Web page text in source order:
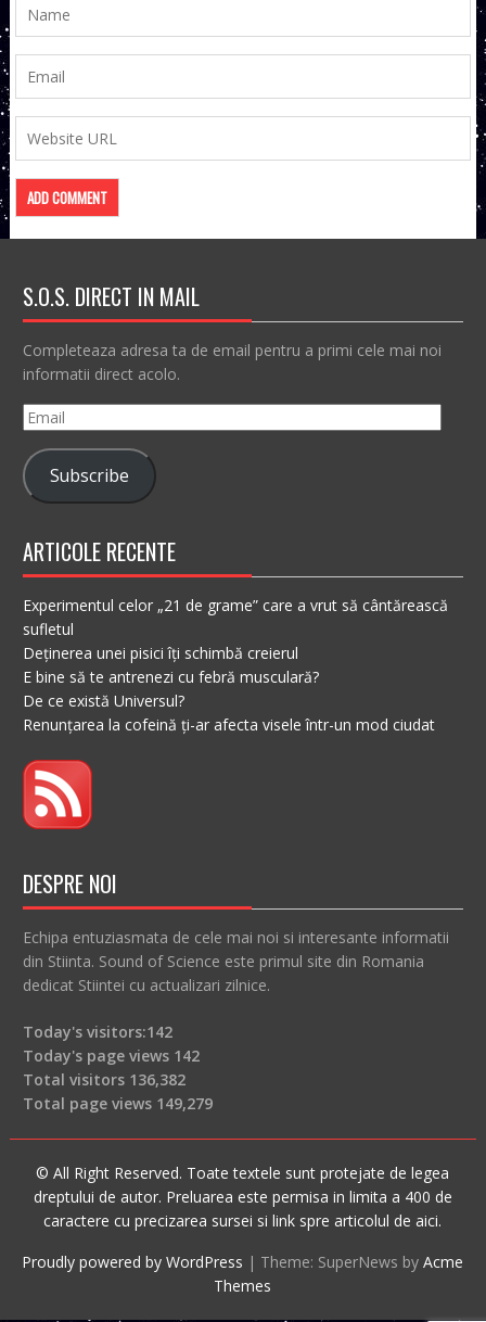
S.O.S. DIRECT IN MAIL
Completeaza adresa ta de email pentru a primi cele mai noi
informatii direct acolo.
Email
Subscribe
ARTICOLE RECENTE
Experimentul celor „21 de grame” care a vrut să cântărească
sufletul
Deținerea unei pisici îți schimbă creierul
E bine să te antrenezi cu febră musculară?
De ce există Universul?
Renunțarea la cofeină ți-ar afecta visele într-un mod ciudat
DESPRE NOI
Echipa entuziasmata de cele mai noi si interesante informatii
din Stiinta. Sound of Science este primul site din Romania
dedicat Stiintei cu actualizari zilnice.
Today's visitors:142
Today's page views 142
Total visitors 136,382
Total page views 149,279
© All Right Reserved. Toate textele sunt protejate de legea
dreptului de autor. Preluarea este permisa in limita a 400 de
caractere cu precizarea sursei si link spre articolul de aici.
Proudly powered by WordPress | Theme: SuperNews byAcme
Themes